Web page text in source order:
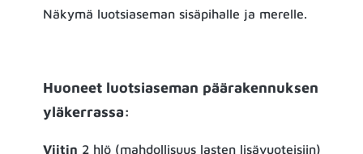
Näkymä luotsiaseman sisäpihalle ja merelle.
Huoneet luotsiaseman päärakennuksen
yläkerrassa:
Viitin 2 hlö (mahdollisuus lasten lisävuoteisiin)